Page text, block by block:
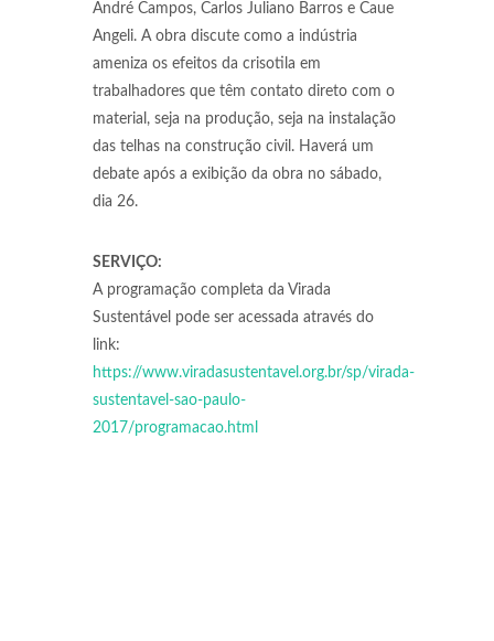
André Campos, Carlos Juliano Barros e Caue
Angeli. A obra discute como a indústria
ameniza os efeitos da crisotila em
trabalhadores que têm contato direto com o
material, seja na produção, seja na instalação
das telhas na construção civil. Haverá um
debate após a exibição da obra no sábado,
dia 26.
SERVIÇO:
A programação completa da Virada
Sustentável pode ser acessada através do
link:
https://www.viradasustentavel.org.br/sp/virada-
sustentavel-sao-paulo-
2017/programacao.html